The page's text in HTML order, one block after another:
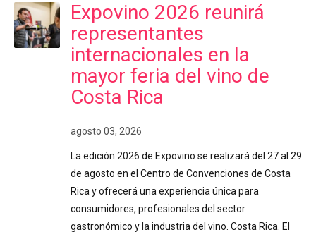
Expovino 2026 reunirá
representantes
internacionales en la
mayor feria del vino de
Costa Rica
agosto 03, 2026
La edición 2026 de Expovino se realizará del 27 al 29
de agosto en el Centro de Convenciones de Costa
Rica y ofrecerá una experiencia única para
consumidores, profesionales del sector
gastronómico y la industria del vino. Costa Rica. El